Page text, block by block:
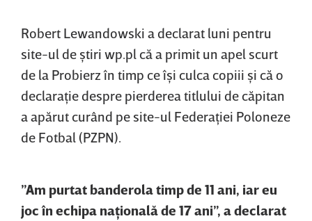
Robert Lewandowski a declarat luni pentru
site-ul de ştiri wp.pl că a primit un apel scurt
de la Probierz în timp ce îşi culca copiii şi că o
declaraţie despre pierderea titlului de căpitan
a apărut curând pe site-ul Federaţiei Poloneze
de Fotbal (PZPN).
”Am purtat banderola timp de 11 ani, iar eu
joc în echipa naţională de 17 ani”, a declarat